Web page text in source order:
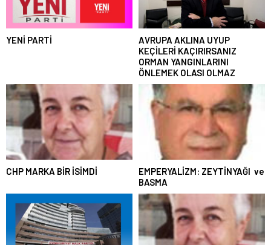
YENİ PARTİ
AVRUPA AKLINA UYUP
KEÇİLERİ KAÇIRIRSANIZ
ORMAN YANGINLARINI
ÖNLEMEK OLASI OLMAZ
CHP MARKA BİR İSİMDİ
EMPERYALİZM: ZEYTİNYAĞI ve
BASMA